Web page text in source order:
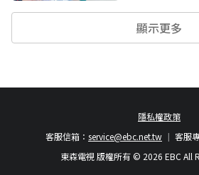
顯示更多
隱私權政策
客服
客服信箱： service@ebc.net.tw
東森電視 版權所有 © 2026 EBC All